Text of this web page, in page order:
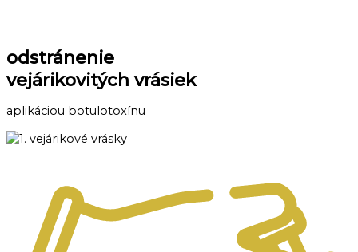
odstránenie
vejárikovitých vrásiek
aplikáciou botulotoxínu